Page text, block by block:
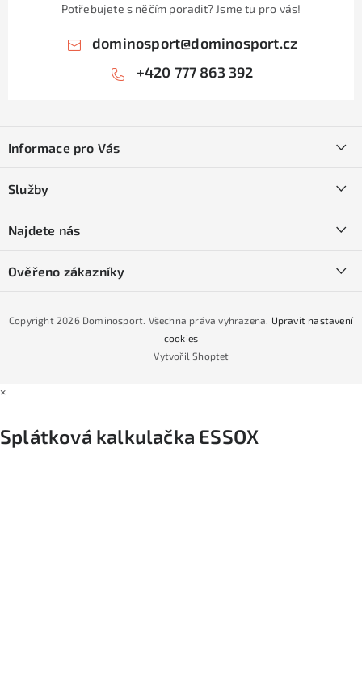
Potřebujete s něčím poradit? Jsme tu pro vás!
dominosport@dominosport.cz
+420 777 863 392
pInformace pro Vás
Obchodní podmínky
Podmínky GDPR
Podmínky nákupu na splátky ESSOX
Služby
Naše prodejna
Najdete nás
Ověřeno zákazníky
Vytvořil Shoptet
Copyright 2026 Dominosport. Všechna práva vyhrazena. Upravit nastavení
cookies
×
Splátková kalkulačka ESSOX